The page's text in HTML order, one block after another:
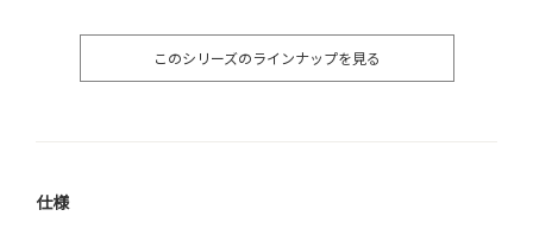
このシリーズのラインナップを見る
仕様